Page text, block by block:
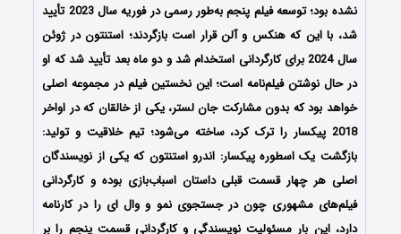
نشده بود؛ توسعه فیلم پنجم به‌طور رسمی در فوریه سال 2023 تأیید
شد، با این که هنکس و آلن قرار است بازگردند؛ استنتون در ژوئن
سال 2024 برای کارگردانی استخدام شد و دو ماه بعد تأیید شد که او
در حال نوشتن فیلم‌نامه است؛ این نخستین فیلم در مجموعه اصلی
خواهد بود که بدون مشارکت جان لستر، یکی از خالقان که در اواخر
2018 پیکسار را ترک کرد، ساخته می‌شود؛ تیم خلاقیت و تولید:
بازگشت یک اسطوره پیکسار: اندرو استنتون که یکی از نویسندگان
اصلی هر چهار قسمت قبلی داستان اسباب‌بازی بوده و کارگردانی
فیلم‌های مشهوری چون در جستجوی نمو و وال ای را در کارنامه
دارد، این بار مسئولیت نویسندگی و کارگردانی قسمت پنجم را بر